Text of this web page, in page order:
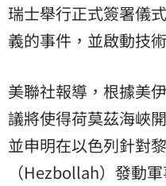
瑞士舉行正式簽署儀
義的事件，並啟動技
美聯社報導，根據美
議將使得荷莫茲海峽
並申明在以色列針對
（Hezbollah）發動